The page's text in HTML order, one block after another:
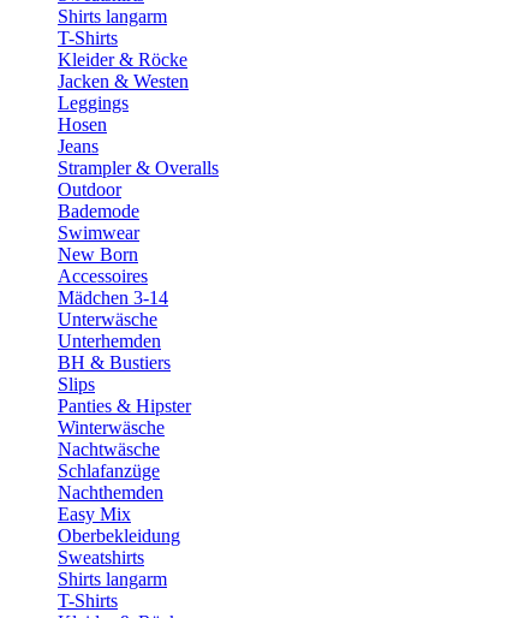
Shirts langarm
T-Shirts
Kleider & Röcke
Jacken & Westen
Leggings
Hosen
Jeans
Strampler & Overalls
Outdoor
Bademode
Swimwear
New Born
Accessoires
Mädchen 3-14
Unterwäsche
Unterhemden
BH & Bustiers
Slips
Panties & Hipster
Winterwäsche
Nachtwäsche
Schlafanzüge
Nachthemden
Easy Mix
Oberbekleidung
Sweatshirts
Shirts langarm
T-Shirts